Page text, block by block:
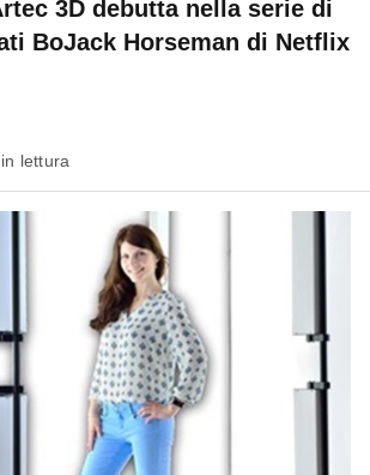
3D debutta nella serie di
BoJack Horseman di Netflix
lettura